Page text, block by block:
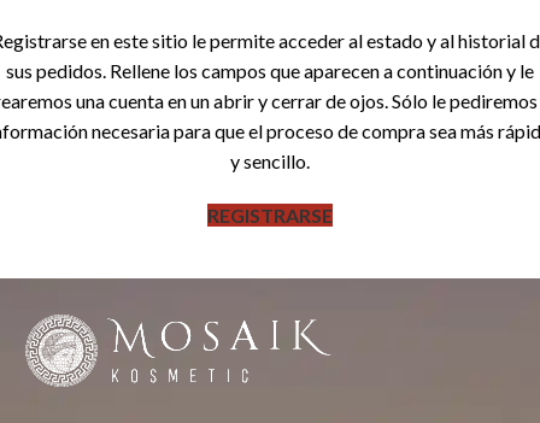
en este sitio le permite acceder al estado y al historial
sus pedidos. Rellene los campos que aparecen a continuación y le
una cuenta en un abrir y cerrar de ojos. Sólo le
necesaria para que el proceso de compra sea más
y sencillo.
REGISTRARSE